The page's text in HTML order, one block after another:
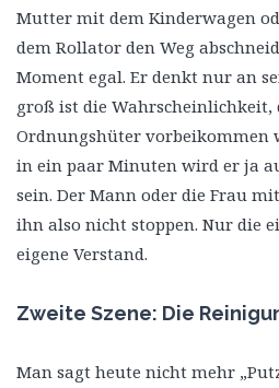
Mutter mit dem Kinderwagen
dem Rollator den Weg
Moment egal. Er denkt nur an
groß ist die Wahrscheinlichkeit,
Ordnungshüter vorbeikommen
in ein paar Minuten wird er ja
sein. Der Mann oder die Frau
ihn also nicht stoppen. Nur die
eigene Verstand.
Zweite Szene: Die
Man sagt heute nicht mehr